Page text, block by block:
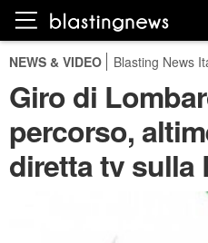
NEWS & VIDEO Blasting News
Giro di
percorso,
diretta tv sulla